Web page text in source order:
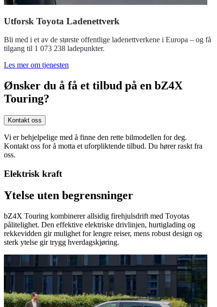
Utforsk Toyota Ladenettverk
Bli med i et av de største offentlige ladenettverkene i Europa – og få
tilgang til 1 073 238 ladepunkter.
Les mer om tjenesten
Ønsker du å få et tilbud på en bZ4X
Touring?
Kontakt oss
Vi er behjelpelige med å finne den rette bilmodellen for deg.
Kontakt oss for å motta et uforpliktende tilbud. Du hører raskt fra
oss.
Elektrisk kraft
Ytelse uten begrensninger
bZ4X Touring kombinerer allsidig firehjulsdrift med Toyotas
pålitelighet. Den effektive elektriske drivlinjen, hurtiglading og
rekkevidden gir mulighet for lengre reiser, mens robust design og
sterk ytelse gir trygg hverdagskjøring.